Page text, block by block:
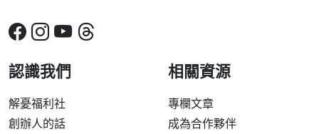
認識我們
解憂福利社
創辦人的話
相關資源
專欄文章
成為合作夥伴